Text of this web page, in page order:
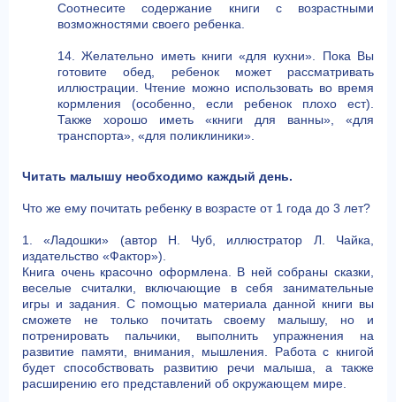
Соотнесите содержание книги с возрастными
возможностями своего ребенка.
14. Желательно иметь книги «для кухни». Пока Вы
готовите обед, ребенок может рассматривать
иллюстрации. Чтение можно использовать во время
кормления (особенно, если ребенок плохо ест).
Также хорошо иметь «книги для ванны», «для
транспорта», «для поликлиники».
Читать малышу необходимо каждый день.
Что же ему почитать ребенку в возрасте от 1 года до 3 лет?
1. «Ладошки» (автор Н. Чуб, иллюстратор Л. Чайка,
издательство «Фактор»).
Книга очень красочно оформлена. В ней собраны сказки,
веселые считалки, включающие в себя занимательные
игры и задания. С помощью материала данной книги вы
сможете не только почитать своему малышу, но и
потренировать пальчики, выполнить упражнения на
развитие памяти, внимания, мышления. Работа с книгой
будет способствовать развитию речи малыша, а также
расширению его представлений об окружающем мире.